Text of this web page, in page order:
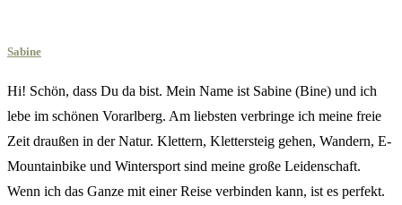
Sabine
Hi! Schön, dass Du da bist. Mein Name ist Sabine (Bine) und ich
lebe im schönen Vorarlberg. Am liebsten verbringe ich meine freie
Zeit draußen in der Natur. Klettern, Klettersteig gehen, Wandern, E-
Mountainbike und Wintersport sind meine große Leidenschaft.
Wenn ich das Ganze mit einer Reise verbinden kann, ist es perfekt.